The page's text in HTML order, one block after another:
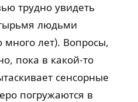
трудно увидеть
людьми
много лет). Вопросы,
пока в какой-то
сенсорные
погружаются в